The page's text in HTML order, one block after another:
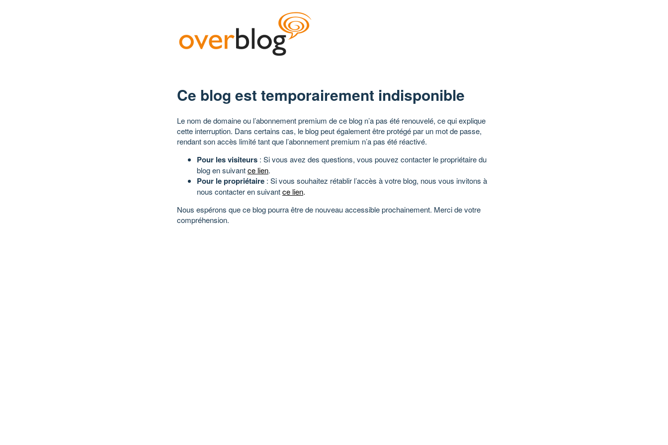
Ce blog est temporairement indisponible
Le nom de domaine ou l’abonnement premium de ce blog n’a pas été renouvelé, ce qui explique
cette interruption. Dans certains cas, le blog peut également être protégé par un mot de passe,
rendant son accès limité tant que l’abonnement premium n’a pas été réactivé.
Pour les visiteurs : Si vous avez des questions, vous pouvez contacter le propriétaire du
blog en suivantce lien.
Pour le propriétaire : Si vous souhaitez rétablir l’accès à votre blog, nous vous invitons à
nous contacter en suivantce lien.
Nous espérons que ce blog pourra être de nouveau accessible prochainement. Merci de votre
compréhension.